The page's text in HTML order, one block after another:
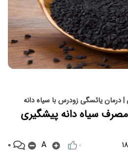
درمان یائسگی زودرس با سیاه دانه
سیاه دانه پیشگیری
۰ A ۰